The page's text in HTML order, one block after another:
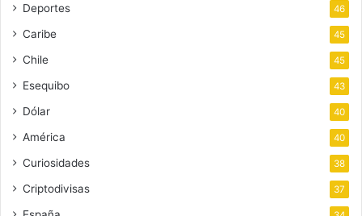
Deportes 46
Caribe 45
Chile 45
Esequibo 43
Dólar 40
América 40
Curiosidades 38
Criptodivisas 37